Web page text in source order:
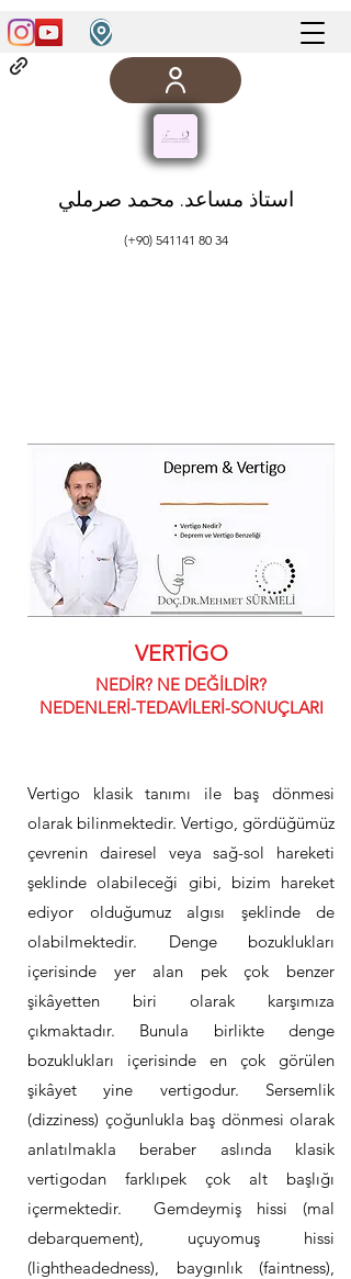
استاذ مساعد. محمد صرملي
(+90) 541141 80 34
VERTİGO
NEDİR? NE DEĞİLDİR?
NEDENLERİ-TEDAVİLERİ-SONUÇLARI
Vertigo klasik tanımı ile baş dönmesi
olarak bilinmektedir. Vertigo, gördüğümüz
çevrenin dairesel veya sağ-sol hareketi
şeklinde olabileceği gibi, bizim hareket
ediyor olduğumuz algısı şeklinde de
olabilmektedir. Denge bozuklukları
içerisinde yer alan pek çok benzer
şikâyetten biri olarak karşımıza
çıkmaktadır. Bunula birlikte denge
bozuklukları içerisinde en çok görülen
şikâyet yine vertigodur. Sersemlik
(dizziness) çoğunlukla baş dönmesi olarak
anlatılmakla beraber aslında klasik
vertigodan farklıpek çok alt başlığı
içermektedir. Gemdeymiş hissi (mal
debarquement), uçuyomuş hissi
(lightheadedness), baygınlık (faintness),